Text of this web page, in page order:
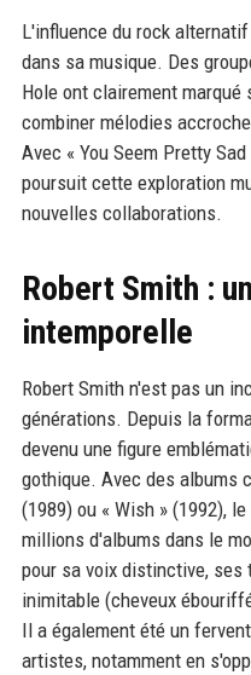
L'influence du rock
dans sa musique. Des
Hole ont clairement
combiner mélodies
Avec « You Seem Pretty
poursuit cette exploration
nouvelles collaborations.
Robert Smith :
intemporelle
Robert Smith n'est pas un
générations. Depuis la
devenu une figure
gothique. Avec des albums
(1989) ou « Wish » (1992),
millions d'albums dans le
pour sa voix distinctive,
inimitable (cheveux
Il a également été un
artistes, notamment en